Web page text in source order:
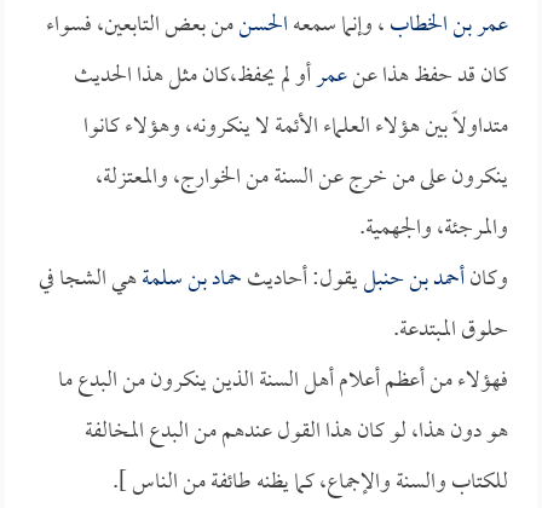
عمر بن الخطاب، وإنما سمعهالحسنمن بعض التابعين، فسواء
كان قد حفظ هذا عنعمرأو لم يحفظ،كان مثل هذا الحديث
متداولاً بين هؤلاء العلماء الأئمة لا ينكرونه، وهؤلاء كانوا
ينكرون على من خرج عن السنة من الخوارج، والمعتزلة،
والمرجئة، والجهمية.
وكانأحمد بن حنبليقول: أحاديثحماد بن سلمةهي الشجا في
حلوق المبتدعة.
فهؤلاء من أعظم أعلام أهل السنة الذين ينكرون من البدع ما
هو دون هذا، لو كان هذا القول عندهم من البدع المخالفة
للكتاب والسنة والإجماع، كما يظنه طائفة من الناس ].